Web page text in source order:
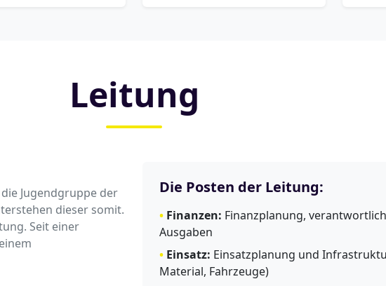
Leitung
Jugendgruppe der
dieser somit.
Seit einer
Die Posten der Leitung:
• Finanzen: Finanzplanung,
Ausgaben
• Einsatz: Einsatzplanung und
Material, Fahrzeuge)